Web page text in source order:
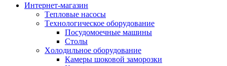
Интернет-магазин
Tепловые насосы
Tехнологическое оборудование
Посудомоечные машины
Столы
Xолодильное оборудование
Камеры шоковой заморозки